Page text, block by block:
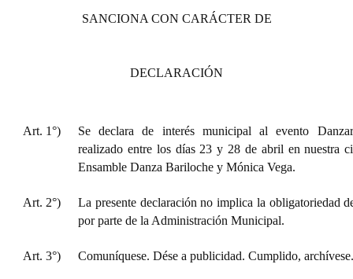
SANCIONA CON CARÁCTER DE
DECLARACIÓN
Art. 1°)
Se declara de interés municipal al evento
realizado entre los días 23 y 28 de abril en nuestra
Ensamble Danza Bariloche y Mónica Vega.
Art. 2°)
La presente declaración no implica la obligatoriedad
por parte de la Administración Municipal.
Art. 3°) Comuníquese. Dése a publicidad. Cumplido, archívese.